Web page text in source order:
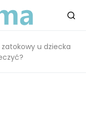
u dziecka